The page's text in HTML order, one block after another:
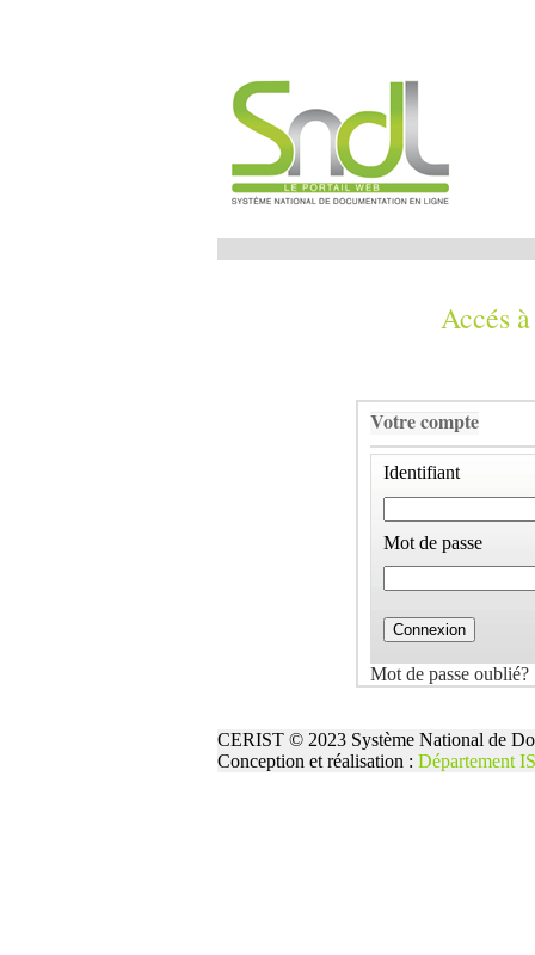
Accés
Votre compte
Identifiant
Mot de passe
Mot de passe oublié?
CERIST © 2023 Système National de
Conception et réalisation : Département